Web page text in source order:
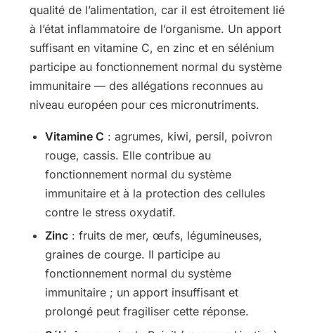
qualité de l’alimentation, car il est étroitement lié
à l’état inflammatoire de l’organisme. Un apport
suffisant en vitamine C, en zinc et en sélénium
participe au fonctionnement normal du système
immunitaire — des allégations reconnues au
niveau européen pour ces micronutriments.
Vitamine C : agrumes, kiwi, persil, poivron
rouge, cassis. Elle contribue au
fonctionnement normal du système
immunitaire et à la protection des cellules
contre le stress oxydatif.
Zinc : fruits de mer, œufs, légumineuses,
graines de courge. Il participe au
fonctionnement normal du système
immunitaire ; un apport insuffisant et
prolongé peut fragiliser cette réponse.